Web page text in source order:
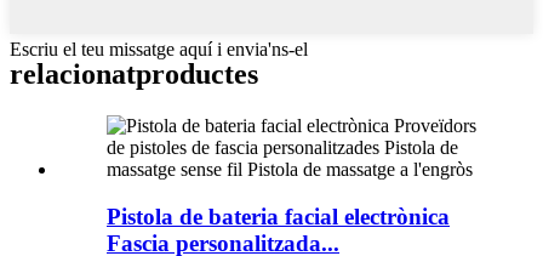
Escriu el teu missatge aquí i envia'ns-el
relacionatproductes
Pistola de bateria facial electrònica
Fascia personalitzada...